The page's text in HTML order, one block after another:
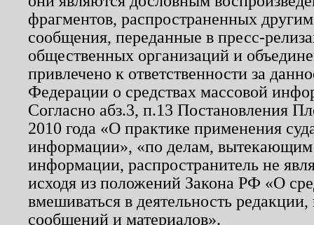
фрагментов, распространенных
сообщения, переданные в пресс-
общественных организаций и
привлечено к ответственности за
Федерации о средствах массовой
Согласно абз.3, п.13 Постановления
2010 года «О практике применения
информации», «по делам, вытекающим
информации, распространитель не
исходя из положений Закона РФ «О
вмешиваться в деятельность
сообщений и материалов».